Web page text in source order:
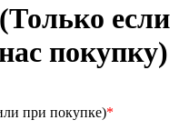
если
покупку)
при покупке)*